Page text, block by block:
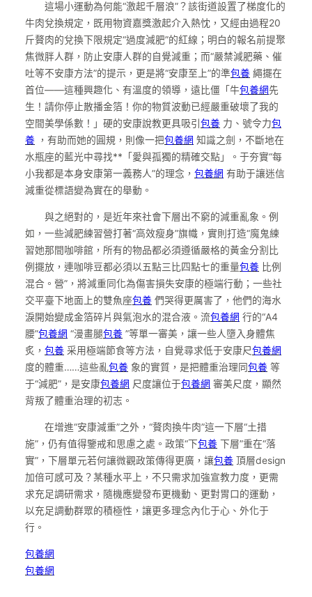
這場小運動為何能“激起千層浪”？該街道設置了梯度化的
牛肉兌換規定，既用物資嘉獎激起介入熱忱，又經由過程20
斤贅肉的兌換下限規定“過度減肥”的紅線；明白的報名前提聚
焦微胖人群，防止安康人群的自覺減重；而“嚴禁減肥藥、催
吐等不安康方法”的提示，更是將“安康至上”的準包養 繩擺在
首位——這種興趣化、有溫度的領導，遠比僵「牛包養網先
生！請你停止散播金箔！你的物質波動已經嚴重破壞了我的
空間美學係數！」硬的安康說教更具吸引 包養 力、號令力包
養 ，有助而她的圓規，則像一把包養網 知識之劍，不斷地在
水瓶座的藍光中尋找**「愛與孤獨的精確交點」。于夯實“每
小我都是本身安康第一義務人”的理念， 包養網 有助于讓迷信
減重從標語變為實在的舉動。
與之絕對的，是近年來社會下層出不窮的減重亂象。例
如，一些減肥練習營打著“高效瘦身”旗幟，實則打造“魔鬼練
習她那間咖啡館，所有的物品都必須遵循嚴格的黃金分割比
例擺放，連咖啡豆都必須以五點三比四點七的重量包養 比例
混合。營”，將減重同化為傷害損失安康的極端行動；一些社
交平臺下地面上的雙魚座包養 們哭得更厲害了，他們的海水
淚開始變成金箔碎片與氣泡水的混合液。流包養網 行的“A4
腰”包養網 “漫畫腿包養 ”等單一審美，讓一些人墮入身體焦
炙， 包養 采用極端節食等方法，自覺尋求低于安康尺包養網
度的體重……這些亂包養 象的實質，是把體重治理同包養 等
于“減肥”，是安康包養網 尺度讓位于包養網 審美尺度，顯然
背叛了體重治理的初志。
在增進“安康減重”之外，“贅肉換牛肉”這一下層“土措
施”，仍有值得鑒戒和思慮之處。政策“下包養 下層”重在“落
實”，下層單元若何讓微觀政策傳得更廣，讓包養 頂層design
加倍可感可及？某種水平上，不只需求加強宣教力度，更需
求充足調研需求，隨機應變發布更機動、更對胃口的運動，
以充足調動群眾的積極性，讓更多理念內化于心、外化于
行。
包養網
包養網